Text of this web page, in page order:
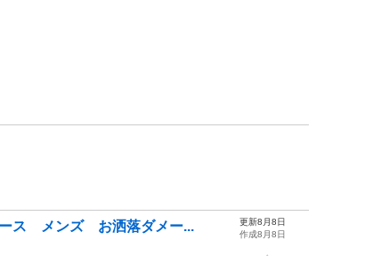
メンズ お洒落ダメー...
更新8月8日
作成8月8日